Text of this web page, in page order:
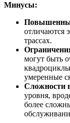
Минусы:
отличаются
трассах.
могут быть
умеренные
Сложности
уровня,
более